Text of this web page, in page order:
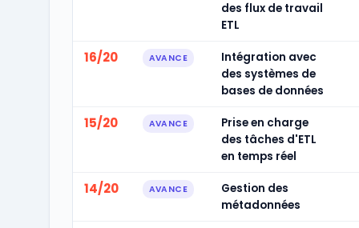
des flux de travail
ETL
16/20 AVANCE
Intégration avec
des systèmes de
bases de données
15/20 AVANCE
Prise en charge
des tâches d'ETL
en temps réel
14/20 AVANCE
Gestion des
métadonnées